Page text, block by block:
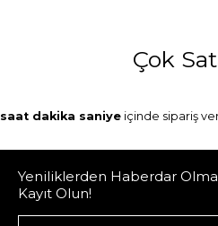
Çok
saat dakika saniye içinde sipariş
Yeniliklerden Haberdar
Kayıt Olun!